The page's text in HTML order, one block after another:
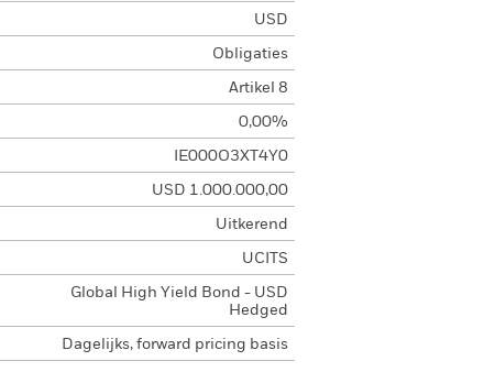
USD
Obligaties
Artikel 8
0,00%
IE000O3XT4Y0
USD 1.000.000,00
Uitkerend
UCITS
Global High Yield Bond - USD
Hedged
Dagelijks, forward pricing basis